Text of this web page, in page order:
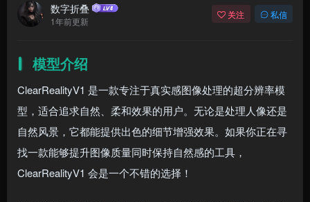
数字折叠
1年前更新
关注 私信
模型介绍
ClearRealityV1 是一款专注于真实感图像处理的超分辨率模
型，适合追求自然、柔和效果的用户。无论是处理人像还是
自然风景，它都能提供出色的细节增强效果。如果你正在寻
找一款能够提升图像质量同时保持自然感的工具，
ClearRealityV1 会是一个不错的选择！